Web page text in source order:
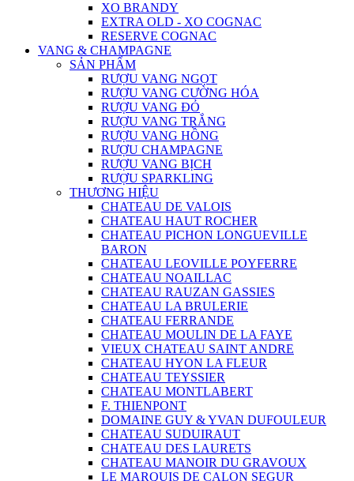
XO BRANDY
EXTRA OLD - XO COGNAC
RESERVE COGNAC
VANG & CHAMPAGNE
SẢN PHẨM
RƯỢU VANG NGỌT
RƯỢU VANG CƯỜNG HÓA
RƯỢU VANG ĐỎ
RƯỢU VANG TRẮNG
RƯỢU VANG HỒNG
RƯỢU CHAMPAGNE
RƯỢU VANG BỊCH
RƯỢU SPARKLING
THƯƠNG HIỆU
CHATEAU DE VALOIS
CHATEAU HAUT ROCHER
CHATEAU PICHON LONGUEVILLE
BARON
CHATEAU LEOVILLE POYFERRE
CHATEAU NOAILLAC
CHATEAU RAUZAN GASSIES
CHATEAU LA BRULERIE
CHATEAU FERRANDE
CHATEAU MOULIN DE LA FAYE
VIEUX CHATEAU SAINT ANDRE
CHATEAU HYON LA FLEUR
CHATEAU TEYSSIER
CHATEAU MONTLABERT
F. THIENPONT
DOMAINE GUY & YVAN DUFOULEUR
CHATEAU SUDUIRAUT
CHATEAU DES LAURETS
CHATEAU MANOIR DU GRAVOUX
LE MARQUIS DE CALON SEGUR